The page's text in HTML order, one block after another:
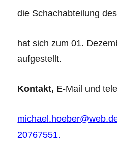
die Schachabteilung
hat sich zum 01.
aufgestellt.
Kontakt, E-Mail und
20767551.